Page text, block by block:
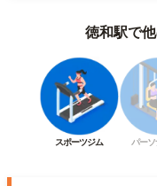
徳和駅で
スポーツジム パーソ